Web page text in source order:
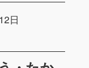
日